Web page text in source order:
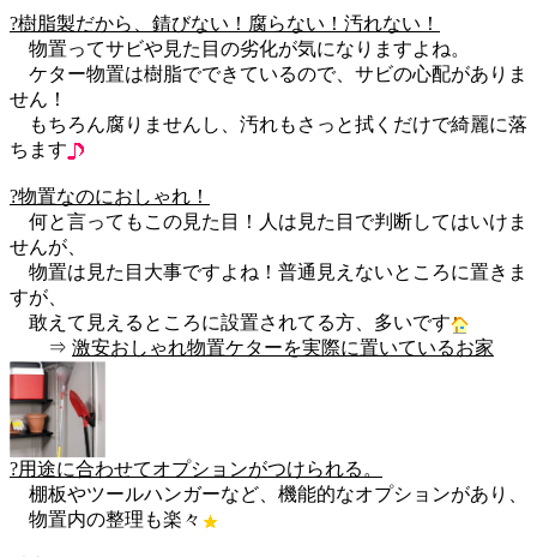
?樹脂製だから、錆びない！腐らない！汚れない！
物置ってサビや見た目の劣化が気になりますよね。
ケター物置は樹脂でできているので、サビの心配がありま
せん！
もちろん腐りませんし、汚れもさっと拭くだけで綺麗に落
ちます
?物置なのにおしゃれ！
何と言ってもこの見た目！人は見た目で判断してはいけま
せんが、
物置は見た目大事ですよね！普通見えないところに置きま
すが、
敢えて見えるところに設置されてる方、多いです
⇒ 激安おしゃれ物置ケターを実際に置いているお家
?用途に合わせてオプションがつけられる。
棚板やツールハンガーなど、機能的なオプションがあり、
物置内の整理も楽々